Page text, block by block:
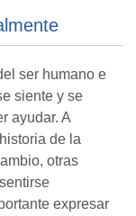
ser humano e
siente y se
ayudar. A
de la
otras
expresar